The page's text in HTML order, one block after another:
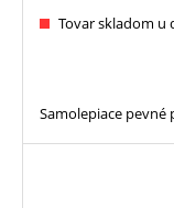
Tovar skladom u
Samolepiace pevné